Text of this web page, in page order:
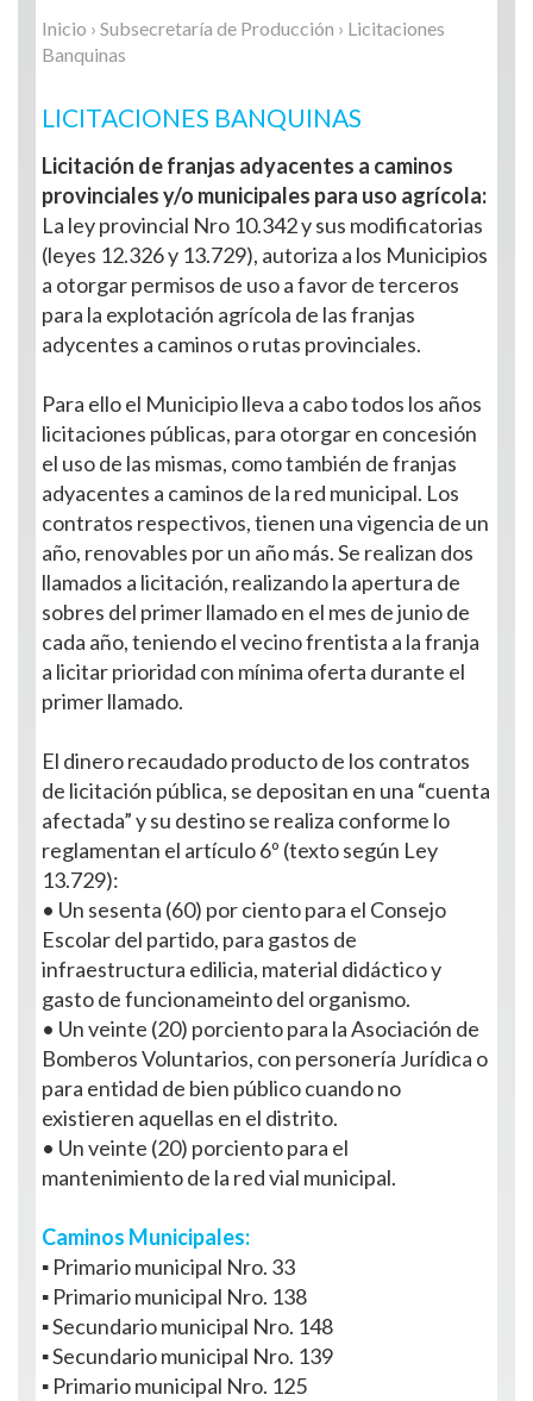
Inicio › Subsecretaría de Producción › Licitaciones
Banquinas
LICITACIONES BANQUINAS
Licitación de franjas adyacentes a caminos
provinciales y/o municipales para uso agrícola:
La ley provincial Nro 10.342 y sus modificatorias
(leyes 12.326 y 13.729), autoriza a los Municipios
a otorgar permisos de uso a favor de terceros
para la explotación agrícola de las franjas
adycentes a caminos o rutas provinciales.
Para ello el Municipio lleva a cabo todos los años
licitaciones públicas, para otorgar en concesión
el uso de las mismas, como también de franjas
adyacentes a caminos de la red municipal. Los
contratos respectivos, tienen una vigencia de un
año, renovables por un año más. Se realizan dos
llamados a licitación, realizando la apertura de
sobres del primer llamado en el mes de junio de
cada año, teniendo el vecino frentista a la franja
a licitar prioridad con mínima oferta durante el
primer llamado.
El dinero recaudado producto de los contratos
de licitación pública, se depositan en una “cuenta
afectada” y su destino se realiza conforme lo
reglamentan el artículo 6º (texto según Ley
13.729):
• Un sesenta (60) por ciento para el Consejo
Escolar del partido, para gastos de
infraestructura edilicia, material didáctico y
gasto de funcionameinto del organismo.
• Un veinte (20) porciento para la Asociación de
Bomberos Voluntarios, con personería Jurídica o
para entidad de bien público cuando no
existieren aquellas en el distrito.
• Un veinte (20) porciento para el
mantenimiento de la red vial municipal.
Caminos Municipales:
▪ Primario municipal Nro. 33
▪ Primario municipal Nro. 138
▪ Secundario municipal Nro. 148
▪ Secundario municipal Nro. 139
▪ Primario municipal Nro. 125